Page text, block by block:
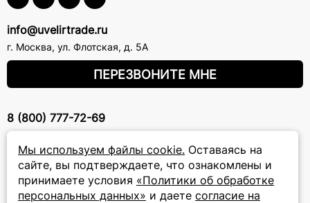
Мы используем файлы cookie. Оставаясь на
сайте, вы подтверждаете, что ознакомлены и
принимаете условия «Политики об обработке
персональных данных» и даете согласие на
info@uvelirtrade.ru
г. Москва, ул. Флотская, д. 5А
ПЕРЕЗВОНИТЕ МНЕ
8 (800) 777-72-69
прием звонков: круглосуточно
ПОДПИСКА НА РАССЫЛКУ
Подписаться на новости